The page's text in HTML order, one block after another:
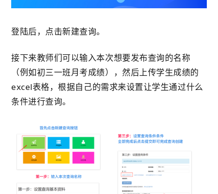
登陆后，点击新建查询。
接下来教师们可以输入本次想要发布查询的名称
（例如初三一班月考成绩），然后上传学生成绩的
excel表格，根据自己的需求来设置让学生通过什么
条件进行查询。